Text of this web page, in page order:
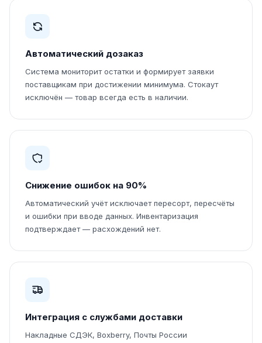
Автоматический дозаказ
Система мониторит остатки и формирует заявки
поставщикам при достижении минимума. Стокаут
исключён — товар всегда есть в наличии.
Снижение ошибок на 90%
Автоматический учёт исключает пересорт, пересчёты
и ошибки при вводе данных. Инвентаризация
подтверждает — расхождений нет.
Интеграция с службами доставки
Накладные СДЭК, Boxberry, Почты России